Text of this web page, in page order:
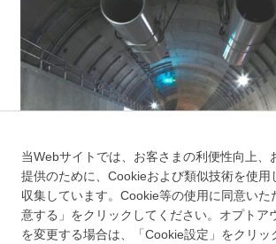
当Webサイトでは、お客さまの利便性向上、
提供のために、Cookieおよび類似技術を使用
収集しています。Cookie等の使用に同意いた
意する」をクリックしてください。オプトア
を変更する場合は、「Cookie設定」をクリッ